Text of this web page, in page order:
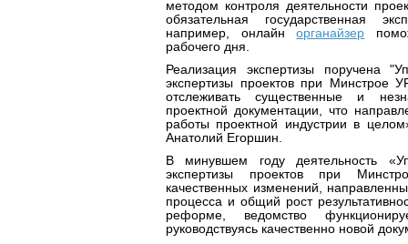
методом контроля деятельности
обязательная государственная
например, онлайнорганайзер
рабочего дня.
Реализация экспертизы поручена
экспертизы проектов при Минстрое
отслеживать существенные и
проектной документации, что
работы проектной индустрии в
Анатолий Егоршин.
В минувшем году деятельность
экспертизы проектов при
качественных изменений,
процесса и общий рост
реформе, ведомство
руководствуясь качественно новой